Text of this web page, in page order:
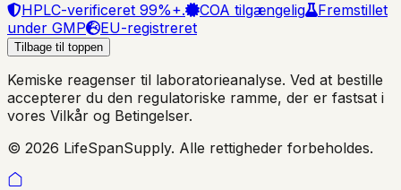
HPLC-verificeret 99%+.
COA tilgængelig
Fremstillet
under GMP
EU-registreret
Tilbage til toppen
Kemiske reagenser til laboratorieanalyse. Ved at bestille
accepterer du den regulatoriske ramme, der er fastsat i
vores Vilkår og Betingelser.
© 2026 LifeSpanSupply. Alle rettigheder forbeholdes.